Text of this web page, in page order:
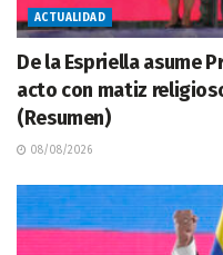
ACTUALIDAD
De la Espriella asume
acto con matiz
(Resumen)
08/08/2026